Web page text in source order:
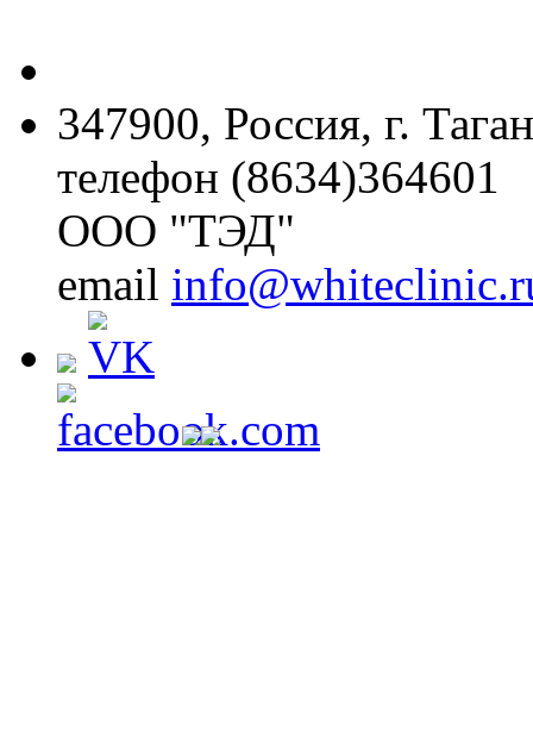
347900, Россия, г.
телефон (8634)364601
ООО "ТЭД"
email